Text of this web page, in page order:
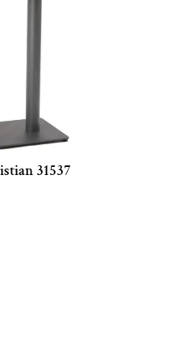
31537